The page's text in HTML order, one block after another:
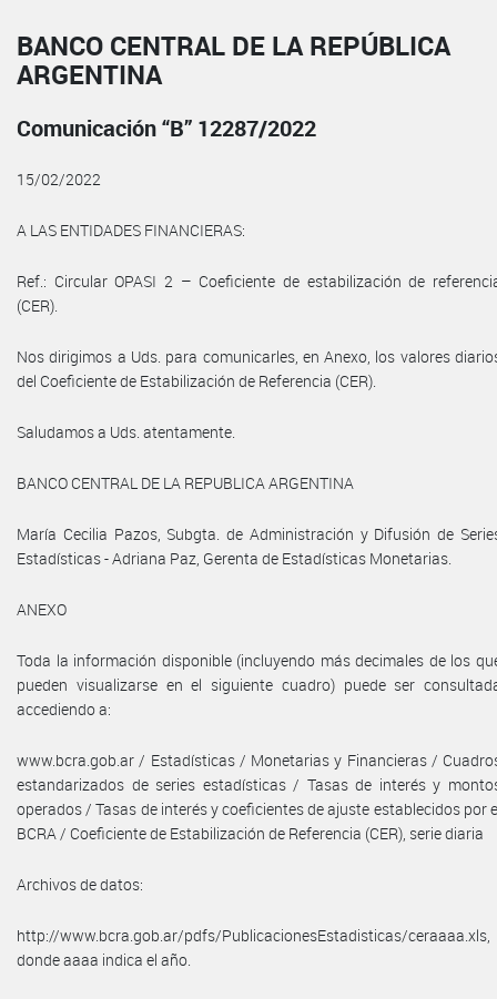
BANCO CENTRAL DE LA REPÚBLICA
ARGENTINA
Comunicación “B” 12287/2022
15/02/2022
A LAS ENTIDADES FINANCIERAS:
Ref.: Circular OPASI 2 – Coeficiente de estabilización de
(CER).
Nos dirigimos a Uds. para comunicarles, en Anexo, los valores
del Coeficiente de Estabilización de Referencia (CER).
Saludamos a Uds. atentamente.
BANCO CENTRAL DE LA REPUBLICA ARGENTINA
María Cecilia Pazos, Subgta. de Administración y Difusión de
Estadísticas - Adriana Paz, Gerenta de Estadísticas Monetarias.
ANEXO
Toda la información disponible (incluyendo más decimales de los
pueden visualizarse en el siguiente cuadro) puede ser
accediendo a:
www.bcra.gob.ar / Estadísticas / Monetarias y Financieras /
estandarizados de series estadísticas / Tasas de interés y
operados / Tasas de interés y coeficientes de ajuste establecidos por
BCRA / Coeficiente de Estabilización de Referencia (CER), serie diaria
Archivos de datos:
http://www.bcra.gob.ar/pdfs/PublicacionesEstadisticas/ceraaaa.xls,
donde aaaa indica el año.